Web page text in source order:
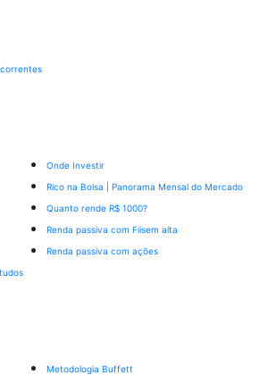
Onde Investir
Rico na Bolsa | Panorama Mensal do Mercado
Quanto rende R$ 1000?
Renda passiva com Fiisem alta
Renda passiva com ações
Metodologia Buffett